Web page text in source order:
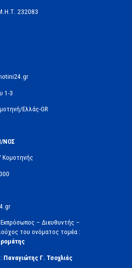
232083
1-3
Ελλάς-GR
ΝΟΣ
– Διευθυντής –
του ονόματος τομέα :
Παναγιώτης Γ. Τσοχλιάς